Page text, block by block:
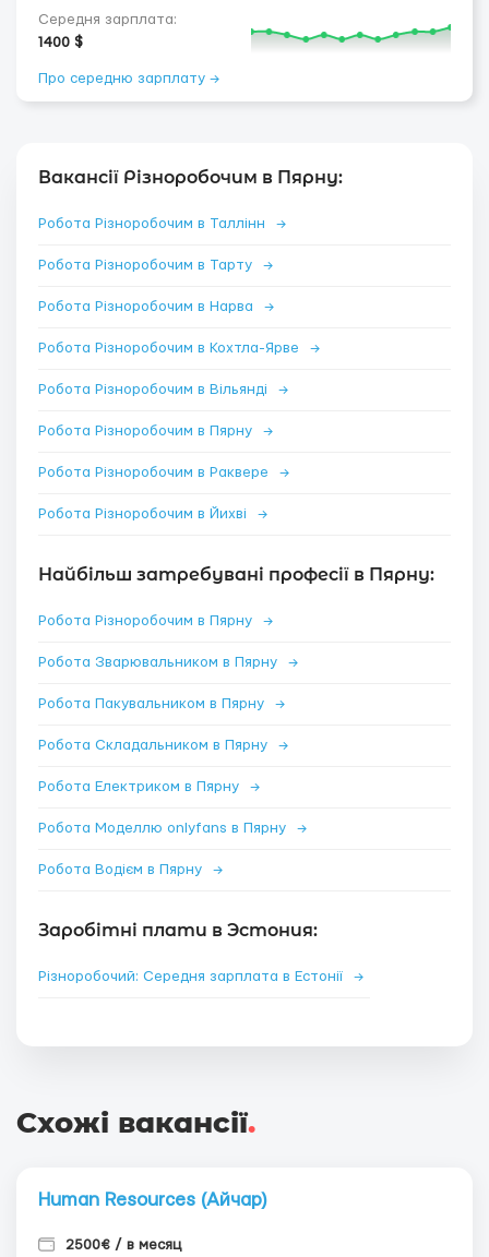
Середня зарплата:
1400 $
Про середню зарплату →
Вакансії Різноробочим в Пярну:
Робота Різноробочим в Таллінн →
Робота Різноробочим в Тарту →
Робота Різноробочим в Нарва →
Робота Різноробочим в Кохтла-Ярве →
Робота Різноробочим в Вільянді →
Робота Різноробочим в Пярну →
Робота Різноробочим в Раквере →
Робота Різноробочим в Йихві →
Найбільш затребувані професії в Пярну:
Робота Різноробочим в Пярну →
Робота Зварювальником в Пярну →
Робота Пакувальником в Пярну →
Робота Складальником в Пярну →
Робота Електриком в Пярну →
Робота Моделлю onlyfans в Пярну →
Робота Водієм в Пярну →
Заробітні плати в Эстония:
Різноробочий: Середня зарплата в Естонії →
Схожі вакансії.
Human Resources (Айчар)
2500€ / в месяц